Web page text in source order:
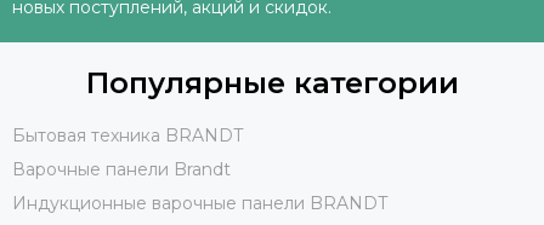
новых поступлений, акций и скидок.
Популярные категории
Бытовая техника BRANDT
Варочные панели Brandt
Индукционные варочные панели BRANDT